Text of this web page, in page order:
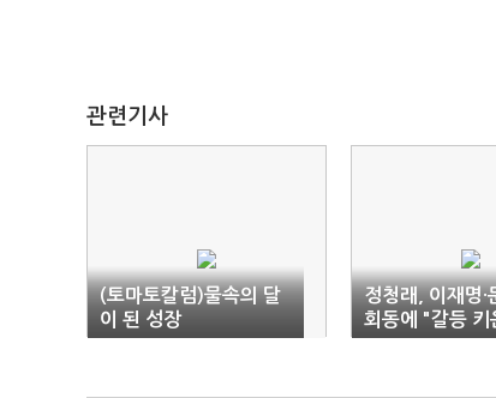
관련기사
(토마토칼럼)물속의 달
이 된 성장
정청래, 이재명·
회동에 "갈등 키
에 울림"